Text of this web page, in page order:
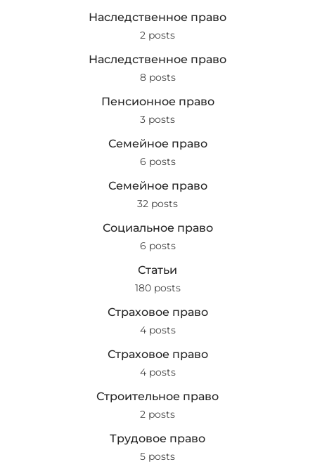
Наследственное право
2 posts
Наследственное право
8 posts
Пенсионное право
3 posts
Семейное право
6 posts
Семейное право
32 posts
Социальное право
6 posts
Статьи
180 posts
Страховое право
4 posts
Страховое право
4 posts
Строительное право
2 posts
Трудовое право
5 posts